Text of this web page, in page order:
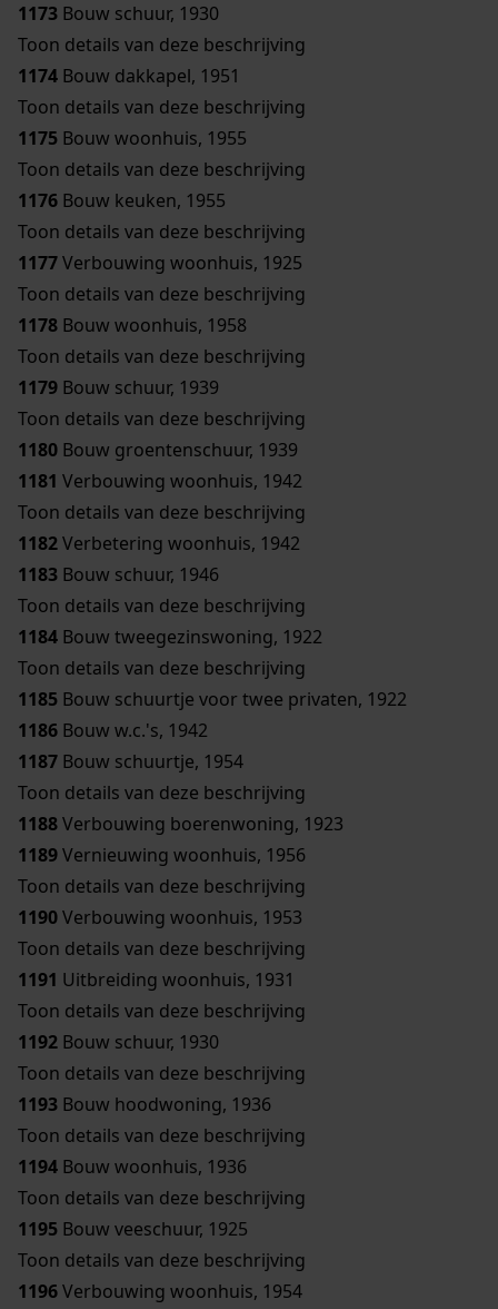
1173 Bouw schuur, 1930
Toon details van deze beschrijving
1174 Bouw dakkapel, 1951
Toon details van deze beschrijving
1175 Bouw woonhuis, 1955
Toon details van deze beschrijving
1176 Bouw keuken, 1955
Toon details van deze beschrijving
1177Verbouwing woonhuis, 1925
Toon details van deze beschrijving
1178 Bouw woonhuis, 1958
Toon details van deze beschrijving
1179 Bouw schuur, 1939
Toon details van deze beschrijving
1180 Bouw groentenschuur, 1939
1181 Verbouwing woonhuis, 1942
Toon details van deze beschrijving
1182Verbetering woonhuis, 1942
1183 Bouw schuur, 1946
Toon details van deze beschrijving
1184 Bouw tweegezinswoning, 1922
Toon details van deze beschrijving
1185 Bouw schuurtje voor twee privaten, 1922
1186 Bouw w.c.'s, 1942
1187 Bouw schuurtje, 1954
Toon details van deze beschrijving
1188Verbouwing boerenwoning, 1923
1189Vernieuwing woonhuis, 1956
Toon details van deze beschrijving
1190Verbouwing woonhuis, 1953
Toon details van deze beschrijving
1191 Uitbreiding woonhuis, 1931
Toon details van deze beschrijving
1192 Bouw schuur, 1930
Toon details van deze beschrijving
1193 Bouw hoodwoning, 1936
Toon details van deze beschrijving
1194 Bouw woonhuis, 1936
Toon details van deze beschrijving
1195 Bouw veeschuur, 1925
Toon details van deze beschrijving
1196Verbouwing woonhuis, 1954